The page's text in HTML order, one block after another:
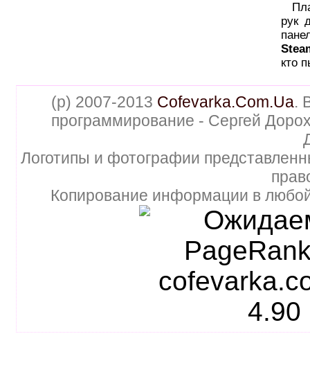
рук
кто
(p) 2007-2013 Cofevarka.Com.Ua.
программирование - Сергей
Логотипы и фотографии
Копирование информации в